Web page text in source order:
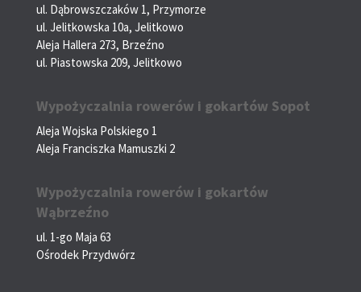
ul. Dąbrowszczaków 1, Przymorze
ul. Jelitkowska 10a, Jelitkowo
Aleja Hallera 273, Brzeźno
ul. Piastowska 209, Jelitkowo
Wypożyczalnia rowerów i gokartów Sopot
Aleja Wojska Polskiego 1
Aleja Franciszka Mamuszki 2
Wypożyczalnia rowerów i gokartów
Wąbrzeźno
ul. 1-go Maja 63
Ośrodek Przydwórz